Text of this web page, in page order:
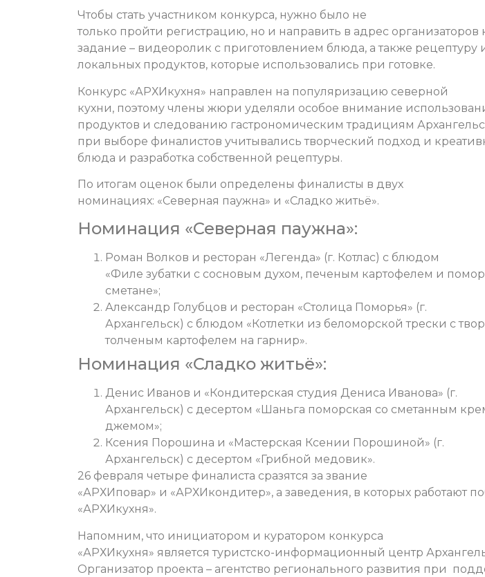
Чтобы стать участником конкурса, нужно было не
только пройти регистрацию, но и направить в адрес организаторов
задание – видеоролик с приготовлением блюда, а также рецептуру
локальных продуктов, которые использовались при готовке.
Конкурс «АРХИкухня» направлен на популяризацию северной
кухни, поэтому члены жюри уделяли особое внимание
продуктов и следованию гастрономическим традициям
при выборе финалистов учитывались творческий подход и
блюда и разработка собственной рецептуры.
По итогам оценок были определены финалисты в двух
номинациях: «Северная паужна» и «Сладко житьё».
Номинация «Северная паужна»:
Роман Волков и ресторан «Легенда» (г. Котлас) с блюдом
«Филе зубатки с сосновым духом, печеным картофелем и
сметане»;
Александр Голубцов и ресторан «Столица Поморья» (г.
Архангельск) с блюдом «Котлетки из беломорской трески с
толченым картофелем на гарнир».
Номинация «Сладко житьё»:
Денис Иванов и «Кондитерская студия Дениса Иванова» (г.
Архангельск) с десертом «Шаньга поморская со сметанным
джемом»;
Ксения Порошина и «Мастерская Ксении Порошиной» (г.
Архангельск) с десертом «Грибной медовик».
26 февраля четыре финалиста сразятся за звание
«АРХИповар» и «АРХИкондитер», а заведения, в которых работают
«АРХИкухня».
Напомним, что инициатором и куратором конкурса
«АРХИкухня» является туристско-информационный центр
Организатор проекта – агентство регионального развития при